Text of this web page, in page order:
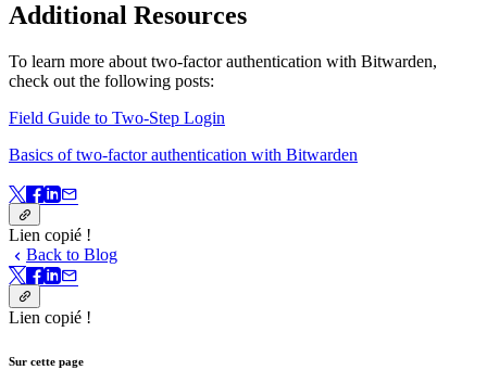
Additional Resources
To learn more about two-factor authentication with Bitwarden,
check out the following posts:
Field Guide to Two-Step Login
Basics of two-factor authentication with Bitwarden
Lien copié !
Back to Blog
Lien copié !
Sur cette page